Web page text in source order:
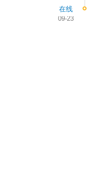
在线
09-23